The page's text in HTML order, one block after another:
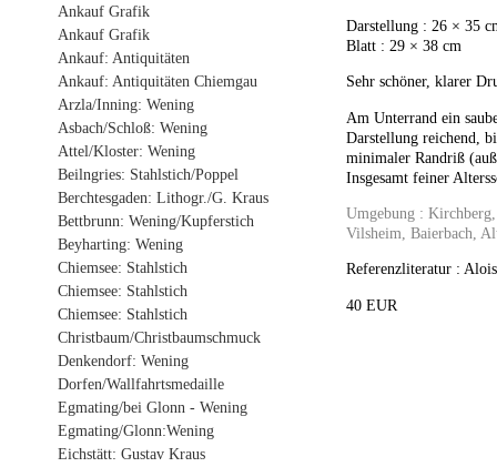
Ankauf Grafik
Ankauf Grafik
Ankauf: Antiquitäten
Ankauf: Antiquitäten Chiemgau
Arzla/Inning: Wening
Asbach/Schloß: Wening
Attel/Kloster: Wening
Beilngries: Stahlstich/Poppel
Berchtesgaden: Lithogr./G. Kraus
Bettbrunn: Wening/Kupferstich
Beyharting: Wening
Chiemsee: Stahlstich
Chiemsee: Stahlstich
Chiemsee: Stahlstich
Christbaum/Christbaumschmuck
Denkendorf: Wening
Dorfen/Wallfahrtsmedaille
Egmating/bei Glonn - Wening
Egmating/Glonn:Wening
Eichstätt: Gustav Kraus
Darstellung : 26 × 35
Blatt : 29 × 38 cm
Sehr schöner, klarer
Am Unterrand ein
Darstellung reichend,
minimaler Randriß
Insgesamt feiner
Umgebung :
Vilsheim, Baierbach,
Referenzliteratur :
40 EUR